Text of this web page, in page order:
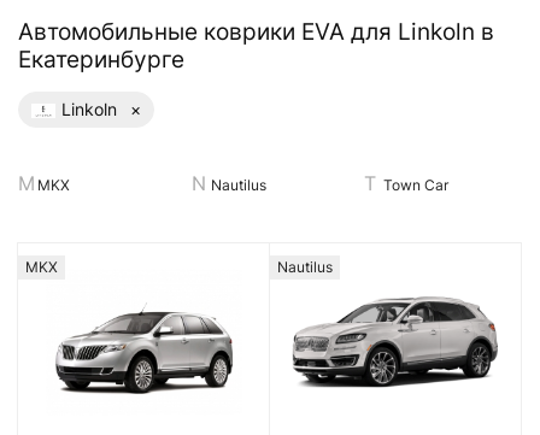
Aвтомобильные коврики EVA для Linkoln в
Екатеринбурге
Linkoln ×
MKX Nautilus Town Car
MKX Nautilus